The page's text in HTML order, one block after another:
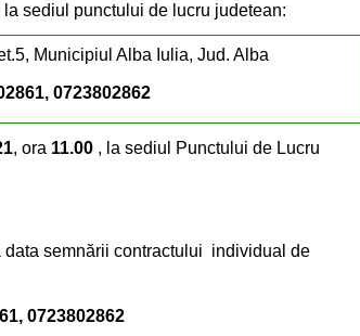
sediul punctului de lucru judetean:
Municipiul Alba Iulia, Jud. Alba
0723802862
, ora 11.00 , la sediul Punctului de Lucru
data semnării contractului individual de
0723802862